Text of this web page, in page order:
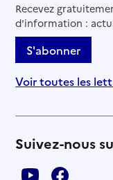
Recevez
d'information :
S'abonner
Voir toutes les
Suivez-nous